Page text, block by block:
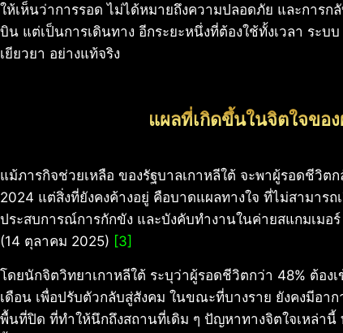
ให้เห็นว่าการรอด ไม่ได้หมายถึงความปลอดภัย และการก
บิน แต่เป็นการเดินทาง อีกระยะหนึ่งที่ต้องใช้ทั้งเวลา ระบ
เยียวยา อย่างแท้จริง
แผลที่เกิดขึ้นในจิตใจขอ
แม้ภารกิจช่วยเหลือ ของรัฐบาลเกาหลีใต้ จะพาผู้รอดชีวิต
2024 แต่สิ่งที่ยังคงค้างอยู่ คือบาดแผลทางใจ ที่ไม่สามารถ
ประสบการณ์การกักขัง และบังคับทำงานในค่ายสแกมเมอ
(14 ตุลาคม 2025) [3]
โดยนักจิตวิทยาเกาหลีใต้ ระบุว่าผู้รอดชีวิตกว่า 48% ต้อง
เดือน เพื่อปรับตัวกลับสู่สังคม ในขณะที่บางราย ยังคงมีอาก
พื้นที่ปิด ที่ทำให้นึกถึงสถานที่เดิม ๆ ปัญหาทางจิตใจเหล่านี้